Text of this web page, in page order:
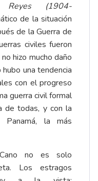
Reyes (1904-
de la situación
de la Guerra de
civiles fueron
hizo mucho daño
una tendencia
con el progreso
guerra civil formal
de todas, y con la
la más
no es solo
Los estragos